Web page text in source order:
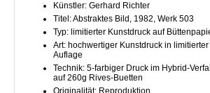
Künstler: Gerhard Richter
Titel: Abstraktes Bild, 1982, Werk 503
Typ: limitierter Kunstdruck auf
Art: hochwertiger Kunstdruck in limitierter
Auflage
Technik: 5-farbiger Druck im Hybrid-
auf 260g Rives-Buetten
Originalität: Reproduktion